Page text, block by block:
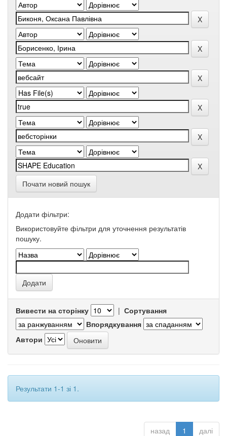
Почати новий пошук
Додати фільтри:
Використовуйте фільтри для уточнення результатів
пошуку.
Вивести на сторінку | Сортування
Впорядкування
Автори
Результати 1-1 зі 1.
назад 1 далі